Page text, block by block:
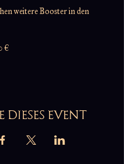
weitere Booster in den
€
DIESES EVENT